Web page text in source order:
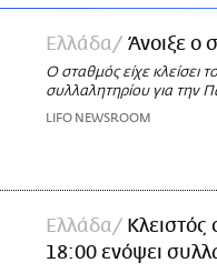
Ελλάδα Άνοιξε ο
Ο σταθμός είχε κλείσει
συλλαλητηρίου για την
LIFO NEWSROOM
Ελλάδα
Κλειστός
18:00 ενόψει